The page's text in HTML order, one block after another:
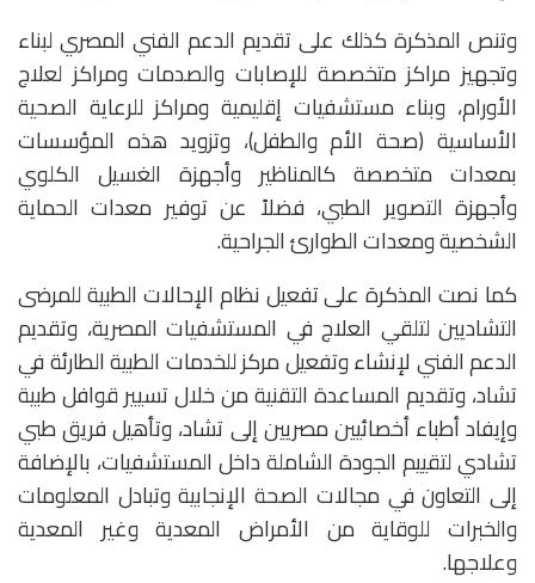
وتنص المذكرة كذلك على تقديم الدعم الفني المصري لبناء
وتجهيز مراكز متخصصة للإصابات والصدمات ومراكز لعلاج
الأورام، وبناء مستشفيات إقليمية ومراكز للرعاية الصحية
الأساسية (صحة الأم والطفل)، وتزويد هذه المؤسسات
بمعدات متخصصة كالمناظير وأجهزة الغسيل الكلوي
وأجهزة التصوير الطبي، فضلاً عن توفير معدات الحماية
الشخصية ومعدات الطوارئ الجراحية.
كما نصت المذكرة على تفعيل نظام الإحالات الطبية للمرضى
التشاديين لتلقي العلاج في المستشفيات المصرية، وتقديم
الدعم الفني لإنشاء وتفعيل مركز للخدمات الطبية الطارئة في
تشاد، وتقديم المساعدة التقنية من خلال تسيير قوافل طبية
وإيفاد أطباء أخصائيين مصريين إلى تشاد، وتأهيل فريق طبي
تشادي لتقييم الجودة الشاملة داخل المستشفيات، بالإضافة
إلى التعاون في مجالات الصحة الإنجابية وتبادل المعلومات
والخبرات للوقاية من الأمراض المعدية وغير المعدية
وعلاجها.